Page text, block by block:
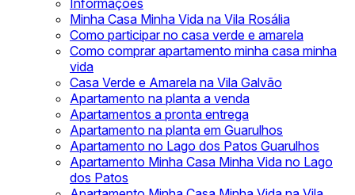
Informações
Minha Casa Minha Vida na Vila Rosália
Como participar no casa verde e amarela
Como comprar apartamento minha casa minha
vida
Casa Verde e Amarela na Vila Galvão
Apartamento na planta a venda
Apartamentos a pronta entrega
Apartamento na planta em Guarulhos
Apartamento no Lago dos Patos Guarulhos
Apartamento Minha Casa Minha Vida no Lago
dos Patos